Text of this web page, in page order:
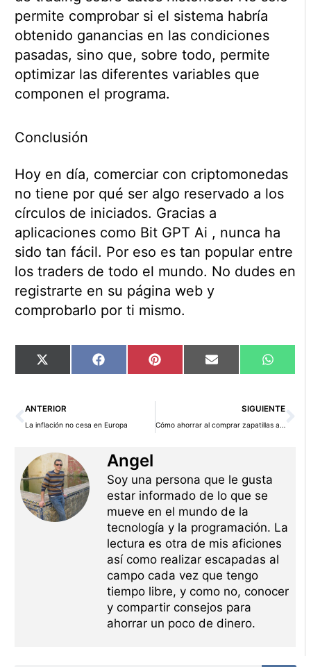
permite comprobar si el sistema habría
obtenido ganancias en las condiciones
pasadas, sino que, sobre todo, permite
optimizar las diferentes variables que
componen el programa.
Conclusión
Hoy en día, comerciar con criptomonedas
no tiene por qué ser algo reservado a los
círculos de iniciados. Gracias a
aplicaciones como Bit GPT Ai , nunca ha
sido tan fácil. Por eso es tan popular entre
los traders de todo el mundo. No dudes en
registrarte en su página web y
comprobarlo por ti mismo.
Compartir
en
X
(Twitter)
Compartir
en
Facebook Compartir
en
Pinterest Compartir
en
Email
en
Ant
ANTERIOR
La inflación no cesa en Europa
SIGUIENTE
Cómo ahorrar al comprar zapatillas a los niños
Angel
Soy una persona que le gusta
estar informado de lo que se
mueve en el mundo de la
tecnología y la programación. La
lectura es otra de mis aficiones
así como realizar escapadas al
campo cada vez que tengo
tiempo libre, y como no, conocer
y compartir consejos para
ahorrar un poco de dinero.